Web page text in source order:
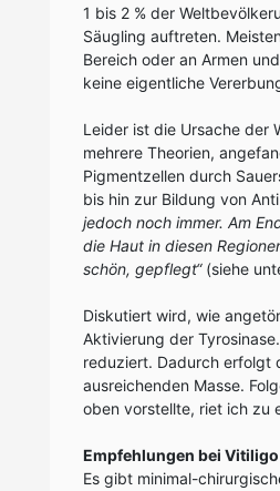
1 bis 2 % der
Säugling auftreten.
Bereich oder an Armen
keine eigentliche
Leider ist die Ursache der
mehrere Theorien,
Pigmentzellen durch
bis hin zur Bildung von
jedoch noch immer. Am
die Haut in diesen
schön, gepflegt“(siehe
Diskutiert wird, wie
Aktivierung der
reduziert. Dadurch erfolgt
ausreichenden Masse.
oben vorstellte, riet ich zu
Empfehlungen bei Vitiligo
Es gibt minimal-